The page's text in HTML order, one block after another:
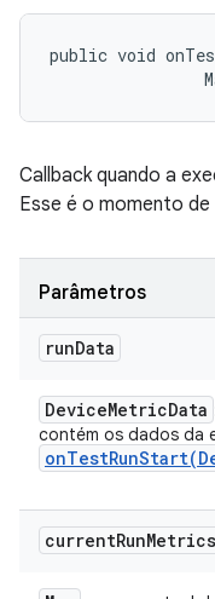
public void
Callback quando a
Esse é o momento
Parâmetros
runData
DeviceMetricData
contém os dados da
onTestRunStart(
currentRunMetrics